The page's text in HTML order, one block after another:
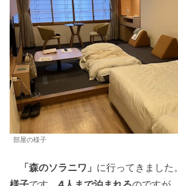
部屋の様子
「森のソラニワ」 に行ってきました。